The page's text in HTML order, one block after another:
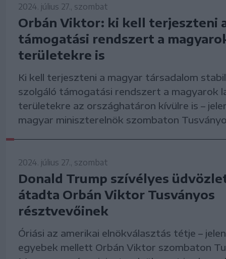
2024. július 27., szombat
Orbán Viktor: ki kell terjeszteni
támogatási rendszert a
területekre is
Ki kell terjeszteni a magyar társadalom
szolgáló támogatási rendszert a magyarok
területekre az országhatáron kívülre is –
magyar miniszterelnök szombaton
2024. július 27., szombat
Donald Trump szívélyes
átadta Orbán Viktor Tusványos
résztvevőinek
Óriási az amerikai elnökválasztás tétje –
egyebek mellett Orbán Viktor szombaton